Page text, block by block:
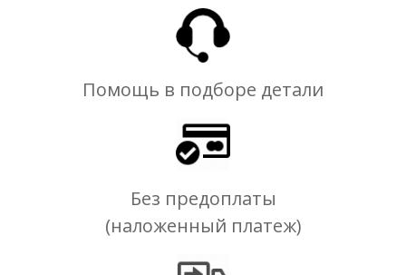
Помощь в подборе детали
Без предоплаты
(наложенный платеж)